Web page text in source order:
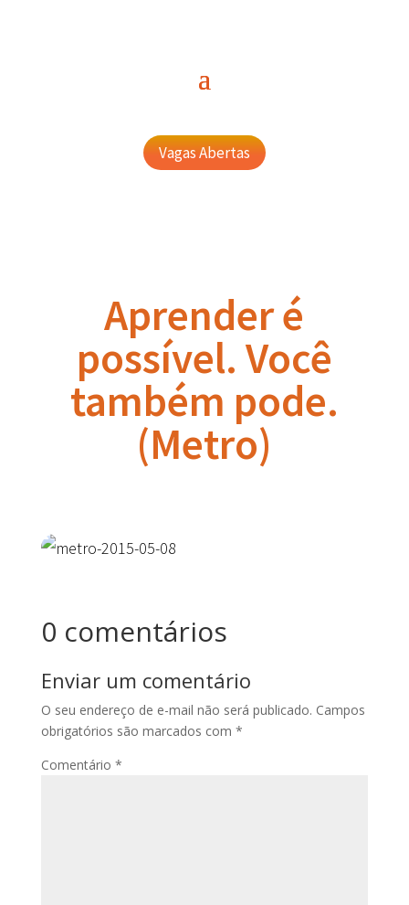
Vagas Abertas
Aprender é
possível. Você
também pode.
(Metro)
0 comentários
Enviar um comentário
O seu endereço de e-mail não será publicado. Campos
obrigatórios são marcados com *
Comentário *